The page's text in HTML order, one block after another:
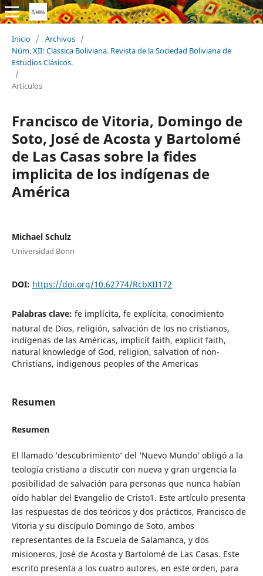
Inicio / Archivos /
Núm. XII: Classica Boliviana. Revista de la Sociedad Boliviana de
Estudios Clásicos.
/
Artículos
Francisco de Vitoria, Domingo de
Soto, José de Acosta y Bartolomé
de Las Casas sobre la fides
implicita de los indígenas de
América
Michael Schulz
Universidad Bonn
DOI: https://doi.org/10.62774/RcbXII172
Palabras clave: fe implícita, fe explícita, conocimiento
natural de Dios, religión, salvación de los no cristianos,
indígenas de las Américas, implicit faith, explicit faith,
natural knowledge of God, religion, salvation of non-
Christians, indigenous peoples of the Americas
Resumen
Resumen
El llamado ‘descubrimiento’ del ‘Nuevo Mundo’ obligó a la
teología cristiana a discutir con nueva y gran urgencia la
posibilidad de salvación para personas que nunca habían
oído hablar del Evangelio de Cristo1. Este artículo presenta
las respuestas de dos teóricos y dos prácticos, Francisco de
Vitoria y su discípulo Domingo de Soto, ambos
representantes de la Escuela de Salamanca, y dos
misioneros, José de Acosta y Bartolomé de Las Casas. Este
escrito presenta a los cuatro autores, en este orden, para